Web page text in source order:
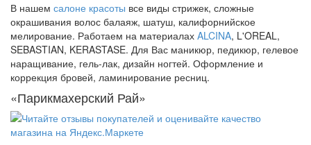
В нашем салоне красоты все виды стрижек, сложные
окрашивания волос балаяж, шатуш, калифорнийское
мелирование. Работаем на материалах ALCINA, L'OREAL,
SEBASTIAN, KERASTASE. Для Вас маникюр, педикюр, гелевое
наращивание, гель-лак, дизайн ногтей. Оформление и
коррекция бровей, ламинирование ресниц.
«Парикмахерский Рай»